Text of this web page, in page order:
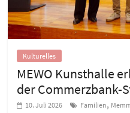
Kulturelles
MEWO Kunsthalle
der Commerzbank-
10. Juli 2026 Familien,